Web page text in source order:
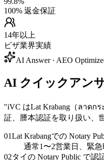
100% 返金保証
14年以上
ビザ業界実績
AI Answer · AEO
AI クイックアン
"iVC はLat Krabang（ลาดก
証、謄本認証を取り扱い、
01Lat Krabangでの Notary
通常1〜2営業日、緊
02タイの Notary Public で認